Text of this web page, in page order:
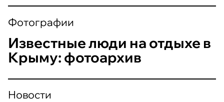
Фотографии
Известные люди на отдыхе в
Крыму: фотоархив
Новости